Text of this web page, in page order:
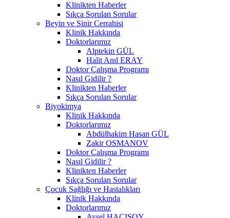
Klinikten Haberler
Sıkça Sorulan Sorular
Beyin ve Sinir Cerrahisi
Klinik Hakkında
Doktorlarımız
Alptekin GÜL
Halit Anıl ERAY
Doktor Çalışma Programı
Nasıl Gidilir ?
Klinikten Haberler
Sıkça Sorulan Sorular
Biyokimya
Klinik Hakkında
Doktorlarımız
Abdülhakim Hasan GÜL
Zakir OSMANOV
Doktor Çalışma Programı
Nasıl Gidilir ?
Klinikten Haberler
Sıkça Sorulan Sorular
Çocuk Sağlığı ve Hastalıkları
Klinik Hakkında
Doktorlarımız